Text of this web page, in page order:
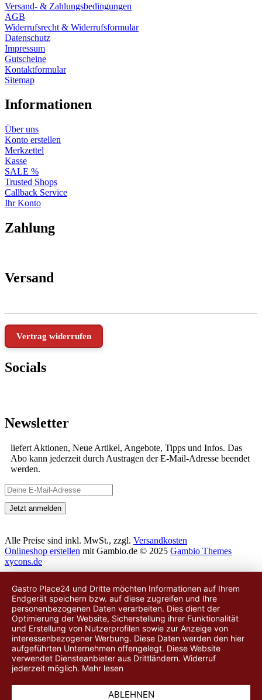
Versand- & Zahlungsbedingungen
AGB
Widerrufsrecht & Widerrufsformular
Datenschutz
Impressum
Gutscheine
Kontaktformular
Sitemap
Informationen
Über uns
Konto erstellen
Merkzettel
Kasse
SALE %
Trusted Shops
Callback Service
Ihr Konto
Zahlung
Versand
Vertrag widerrufen
Socials
Newsletter
liefert Aktionen, Neue Artikel, Angebote, Tipps und Infos. Das
Abo kann jederzeit durch Austragen der E-Mail-Adresse beendet
werden.
Alle Preise sind inkl. MwSt., zzgl. Versandkosten
Onlineshop erstellen mit Gambio.de © 2025 Gambio Themes
xycons.de
Gastro Place24 und Dritte möchten Informationen auf Ihrem
Endgerät speichern bzw. auf diese zugreifen und Ihre
personenbezogenen Daten verarbeiten. Dies dient der
Optimierung der Website, Sicherstellung ihrer Funktionalität
und Erstellung von Nutzerprofilen sowie zur Anzeige von
interessenbezogener Werbung. Diese Daten werden den hier
aufgeführten Unternehmen offengelegt. Diese Website
verwendet Diensteanbieter aus Drittländern. Widerruf
jederzeit möglich. Mehr lesen
ABLEHNEN